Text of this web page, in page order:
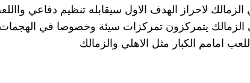
الزمالك لاحراز الهدف الاول سيقابله تنظيم دفاعي
يتمركزون تمركزات سيئة وخصوصا في الهجمات
امامم الكبار مثل الاهلي والزمالك